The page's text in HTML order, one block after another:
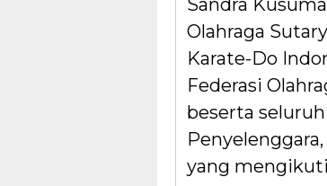
Sandra
Olahraga
Karate-Do
Federasi
beserta
yang